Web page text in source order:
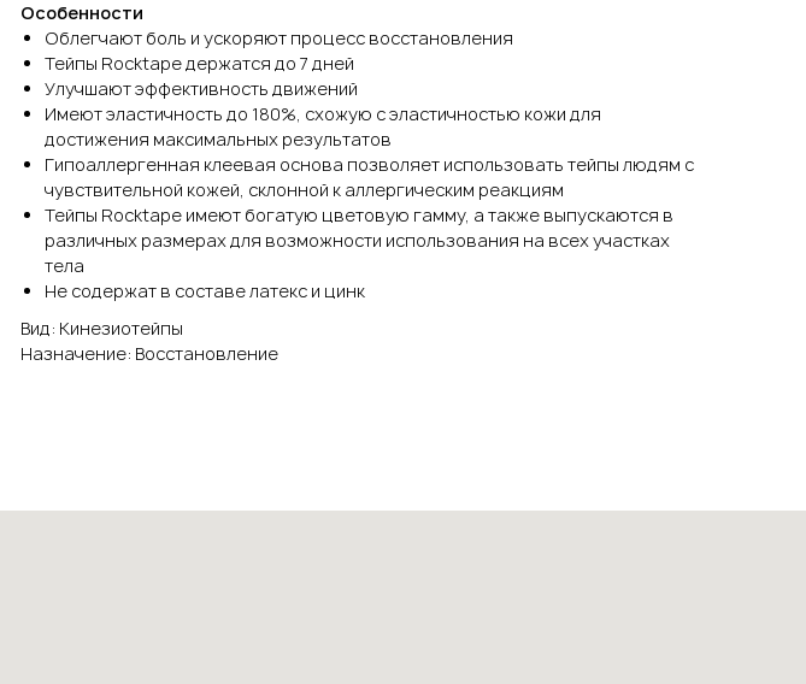
Особенности
Облегчают боль и ускоряют процесс восстановления
Тейпы Rocktape держатся до 7 дней
Улучшают эффективность движений
Имеют эластичность до 180%, схожую с эластичностью кожи для
достижения максимальных результатов
Гипоаллергенная клеевая основа позволяет использовать тейпы людям с
чувствительной кожей, склонной к аллергическим реакциям
Тейпы Rocktape имеют богатую цветовую гамму, а также выпускаются в
различных размерах для возможности использования на всех участках
тела
Не содержат в составе латекс и цинк
Вид: Кинезиотейпы
Назначение: Восстановление